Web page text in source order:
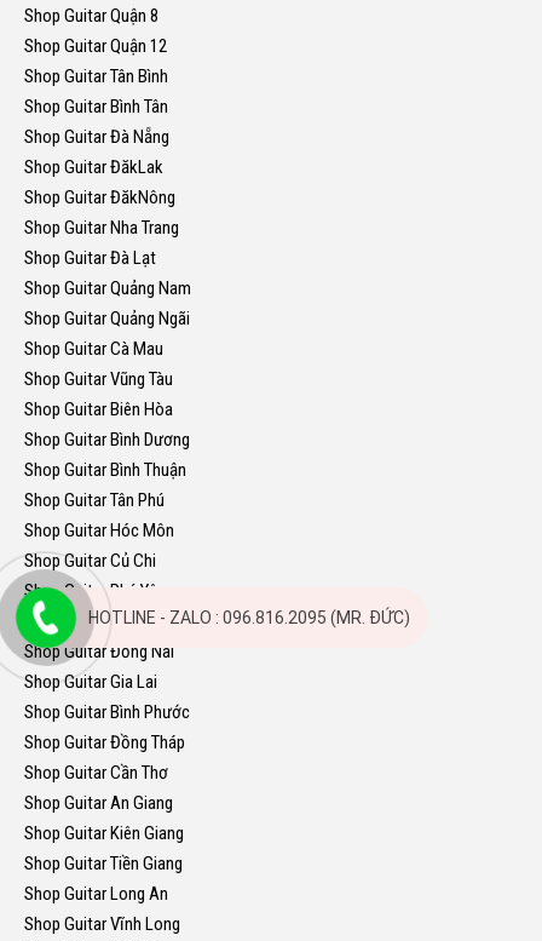
Shop Guitar Quận 8
Shop Guitar Quận 12
Shop Guitar Tân Bình
Shop Guitar Bình Tân
Shop Guitar Đà Nẵng
Shop Guitar ĐăkLak
Shop Guitar ĐăkNông
Shop Guitar Nha Trang
Shop Guitar Đà Lạt
Shop Guitar Quảng Nam
Shop Guitar Quảng Ngãi
Shop Guitar Cà Mau
Shop Guitar Vũng Tàu
Shop Guitar Biên Hòa
Shop Guitar Bình Dương
Shop Guitar Bình Thuận
Shop Guitar Tân Phú
Shop Guitar Hóc Môn
Shop Guitar Củ Chi
Shop Guitar Phú Yên
Shop Guitar Kon Tum
Shop Guitar Đồng Nai
Shop Guitar Gia Lai
Shop Guitar Bình Phước
Shop Guitar Đồng Tháp
Shop Guitar Cần Thơ
Shop Guitar An Giang
Shop Guitar Kiên Giang
Shop Guitar Tiền Giang
Shop Guitar Long An
Shop Guitar Vĩnh Long
HOTLINE - ZALO : 096.816.2095 (MR. ĐỨC)